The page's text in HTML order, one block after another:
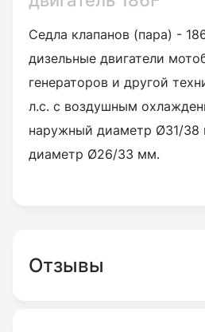
Седла клапанов (пара) -
дизельные двигатели
генераторов и другой
л.с. с воздушным
наружный диаметр Ø31/38
диаметр Ø26/33 мм.
Отзывы